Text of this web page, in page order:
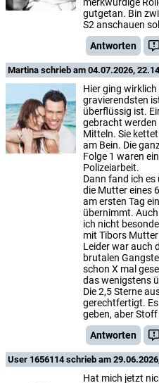
merkwürdige
gutgetan. Bin
S2 anschauen
Antworten
Martina schrieb am 04.07.2026,
Hier ging
gravierendsten
überflüssig ist.
gebracht
Mitteln. Sie
am Bein. Die
Folge 1 waren
Polizeiarbeit.
Dann fand ich
die Mutter eines
am ersten Tag
übernimmt.
ich nicht
mit Tibors
Leider war auch
brutalen
schon X mal
das wenigstens
Die 2,5 Sterne
gerechtfertigt.
geben, aber
Antworten
User 1656114schrieb am
Hat mich jetzt